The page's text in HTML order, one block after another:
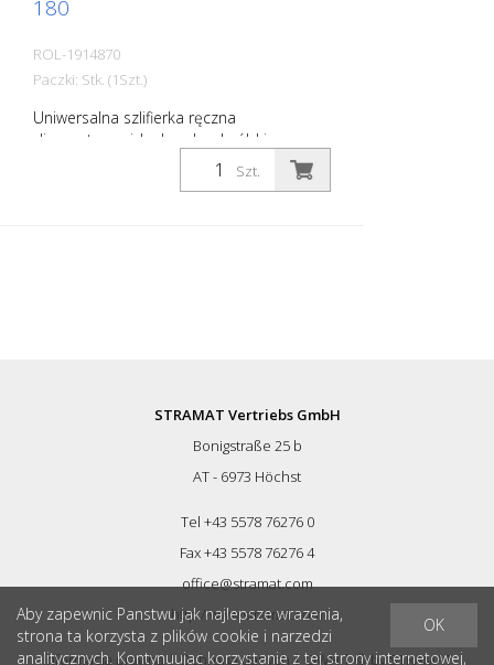
180
ROL-1914870
Paczki: Stk. (1Szt.)
Uniwersalna szlifierka ręczna
diamentowa, idealna do obróbki
krawędzi. Do wszystkich prac szlifierskich i
frezarskich. Z obszernymi akcesoriami.
Szt.
STRAMAT Vertriebs GmbH
Bonigstraße 25 b
AT - 6973 Höchst
Tel +43 5578 76276 0
Fax +43 5578 76276 4
office@stramat.com
http://www.stramat.com
Informacja prawna|Ochrona danych | OWH| © bySTRAMAT
OK
Aby zapewnic Panstwu jak najlepsze wrazenia,
strona ta korzysta z plików cookie i narzedzi
analitycznych. Kontynuujac korzystanie z tej strony internetowej,